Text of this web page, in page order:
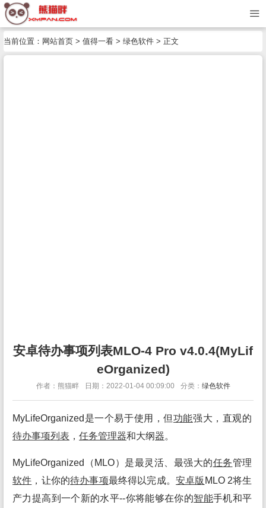
当前位置： 网站首页 > 值得一看 > 绿色软件 > 正文
安卓待办事项列表MLO-4 Pro v4.0.4(MyLif
eOrganized)
作者：熊猫畔 日期：2022-01-04 00:09:00 分类： 绿色软件
MyLifeOrganized是一个易于使用，但功能强大，直观的
待办事项列表 ， 任务管理器和大纲器。
MyLifeOrganized（MLO）是最灵活、最强大的任务管理
软件 ，让你的待办事项最终得以完成。 安卓版 MLO 2将生
产力提高到一个新的水平--你将能够在你的智能手机和平